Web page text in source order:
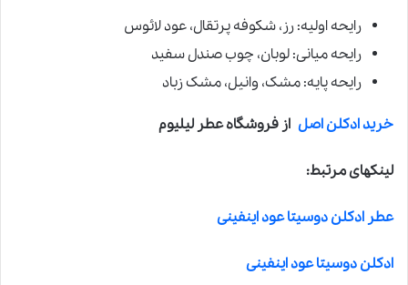
رایحه اولیه: رز، شکوفه پرتقال، عود لائوس
رایحه میانی: لوبان، چوب صندل سفید
رایحه پایه: مشک، وانیل، مشک زباد
خرید ادکلن اصل از فروشگاه عطر لیلیوم
لینکهای مرتبط:
عطر ادکلن دوسیتا عود اینفینی
ادکلن دوسیتا عود اینفینی